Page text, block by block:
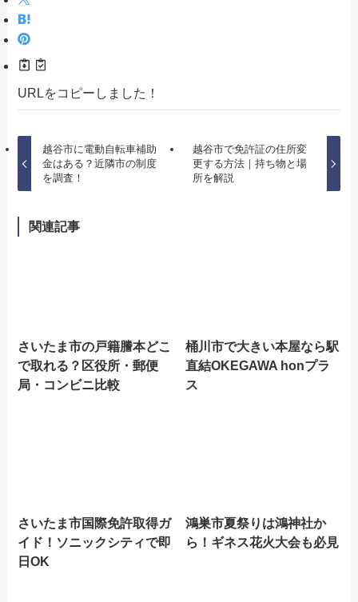
URLをコピーしました！
越谷市に電動自転車補助
金はある？近隣市の制度
を調査！
越谷市で免許証の住所変
更する方法｜持ち物と場
所を解説
関連記事
さいたま市の戸籍謄本どこ
で取れる？区役所・郵便
局・コンビニ比較
桶川市で大きい本屋なら駅
直結OKEGAWA honプラ
ス
さいたま市国際免許取得ガ
イド！ソニックシティで即
日OK
鴻巣市夏祭りは鴻神社か
ら！ギネス花火大会も必見